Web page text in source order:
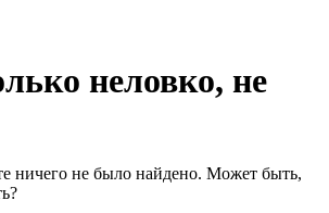
неловко, не
ничего не было найдено. Может быть,